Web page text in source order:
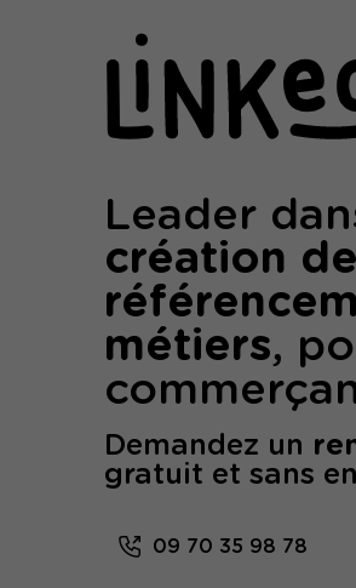
Leader
création
métiers,
Demandez un
gratuit et sans
09 70 35 98 78